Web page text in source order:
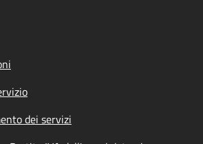
dei servizi